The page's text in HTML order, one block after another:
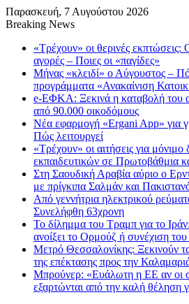
Παρασκευή, 7 Αυγούστου 2026
Breaking News
«Τρέχουν» οι θερινές εκπτώσεις:
αγορές – Ποιες οι «παγίδες»
Μήνας «κλειδί» ο Αύγουστος –
προγράμματα «Ανακαίνιση
e-ΕΦΚΑ: Ξεκινά η καταβολή του
από 90.000 οικοδόμους
Νέα εφαρμογή «Ergani App» για
Πώς λειτουργεί
«Τρέχουν» οι αιτήσεις για
εκπαιδευτικών σε Πρωτοβάθμια
Στη Σαουδική Αραβία αύριο ο
με πρίγκιπα Σαλμάν και
Από γεννήτρια ηλεκτρικού
Συνελήφθη 63χρονη
Το δίλημμα του Τραμπ για το
ανοίξει το Ορμούζ ή συνέχιση
Μετρό Θεσσαλονίκης: Ξεκινούν
της επέκτασης προς την
Μπρούνερ: «Ευάλωτη η ΕΕ αν οι
εξαρτώνται από την καλή θέληση